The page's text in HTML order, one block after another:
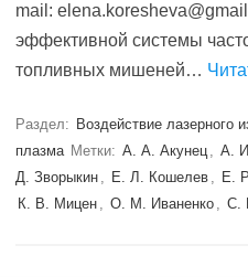
mail:
эффективной системы
топливных мишеней…
Раздел: Воздействие лазерного
плазма Метки: А. А. Акунец , А.
Д. Зворыкин , Е. Л. Кошелев , Е.
К. В. Мицен , О. М. Иваненко , С.